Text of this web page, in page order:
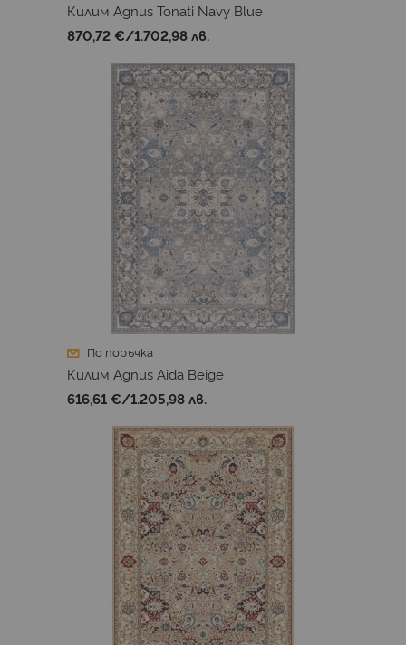
Килим Agnus Tonati Navy Blue
870,72 €/1.702,98 лв.
По поръчка
Килим Agnus Aida Beige
616,61 €/1.205,98 лв.